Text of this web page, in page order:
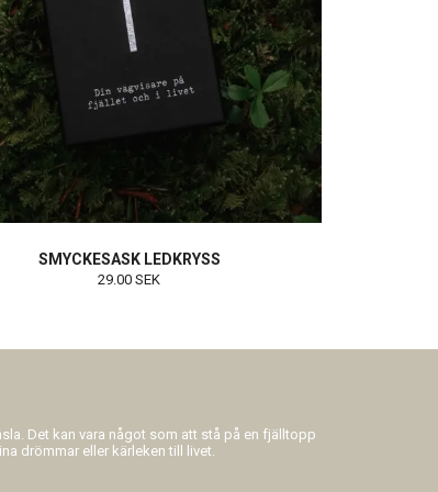
SMYCKESASK LEDKRYSS
29.00 SEK
Det kan vara något som att stå på en fjälltopp
drömmar eller kärleken till livet.